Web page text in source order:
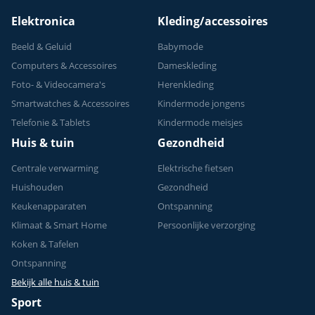
Elektronica
Beeld & Geluid
Computers & Accessoires
Foto- & Videocamera's
Smartwatches & Accessoires
Telefonie & Tablets
Kleding/accessoires
Babymode
Dameskleding
Herenkleding
Kindermode jongens
Kindermode meisjes
Huis & tuin
Centrale verwarming
Huishouden
Keukenapparaten
Klimaat & Smart Home
Koken & Tafelen
Ontspanning
Bekijk alle huis & tuin
Gezondheid
Elektrische fietsen
Gezondheid
Ontspanning
Persoonlijke verzorging
Sport